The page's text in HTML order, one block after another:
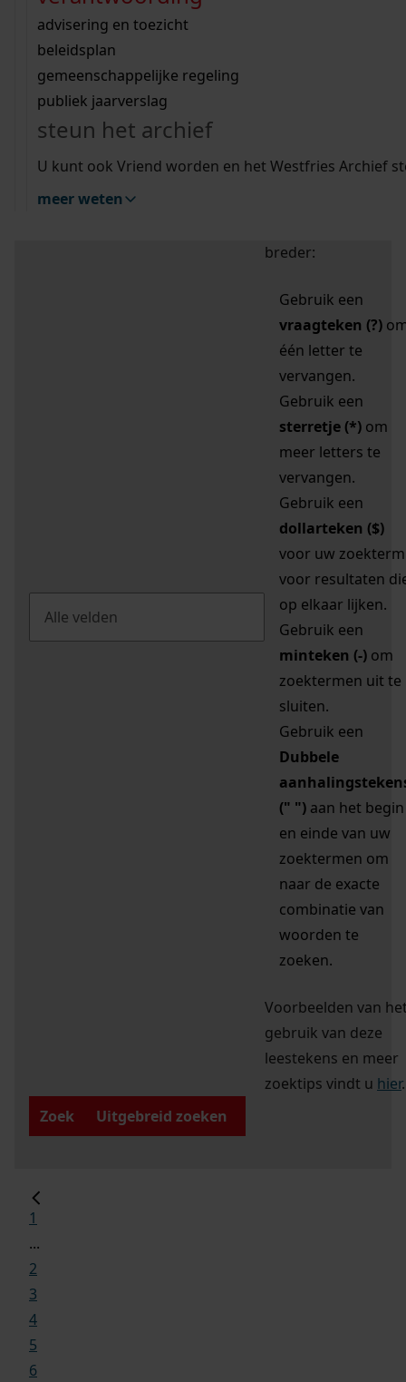
bouwvergunningen
omgevingsvergunningen
vergunningen
beeld en geluid
uitleg nodig?
Wij helpen u op weg met een aantal zoektips.
bekijk alle zoektips
Wij helpen u op weg met een aantal zoektips.
bekijk alle zoektips
bekijk ons geschiedenislokaal
advisering en toezicht
beleidsplan
gemeenschappelijke regeling
publiek jaarverslag
steun het archief
U kunt ook Vriend worden en het Westfries Archief
meer weten
zoektips
Mijn Studiezaal (inloggen)
uw zoekopdracht te
breder:
Gebruik een
vraagteken (?)
één letter te
vervangen.
Gebruik een
sterretje (*) om
meer letters te
vervangen.
Gebruik een
dollarteken ($)
voor uw zoekterm
voor resultaten
op elkaar lijken.
Gebruik een
minteken (-) om
zoektermen uit te
sluiten.
Gebruik een
Dubbele
(" ") aan het begin
en einde van uw
zoektermen om
naar de exacte
combinatie van
woorden te
zoeken.
Voorbeelden van
gebruik van deze
leestekens en meer
zoektips vindt u hier.
Zoek
Uitgebreid zoeken
1
...
2
3
4
5
6